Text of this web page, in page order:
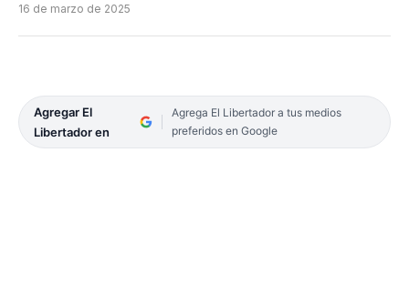
16 de marzo de 2025
Agregar El
Libertador en
Agrega El Libertador a tus medios
preferidos en Google